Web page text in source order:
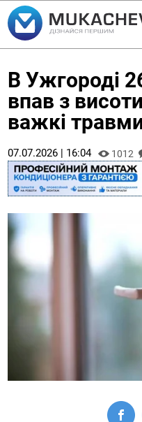
В Ужгороді
впав з
важкі
07.07.2026 | 16:04 1012